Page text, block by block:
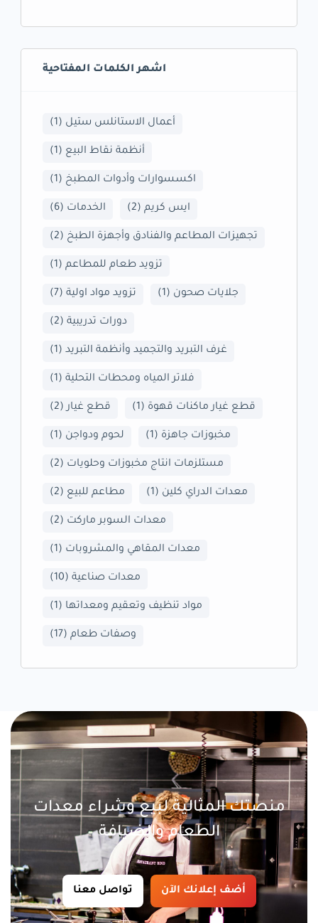
اشهر الكلمات المفتاحية
أعمال الاستانلس ستيل (1)
أنظمة نقاط البيع (1)
اكسسوارات وأدوات المطبخ (1)
الخدمات (6) ايس كريم (2)
تجهيزات المطاعم والفنادق وأجهزة الطبخ (2)
تزويد طعام للمطاعم (1)
تزويد مواد اولية (7) جلايات صحون (1)
دورات تدريبية (2)
غرف التبريد والتجميد وأنظمة التبريد (1)
فلاتر المياه ومحطات التحلية (1)
قطع غيار (2) قطع غيار ماكنات قهوة (1)
لحوم ودواجن (1) مخبوزات جاهزة (1)
مستلزمات انتاج مخبوزات وحلويات (2)
مطاعم للبيع (2) معدات الدراي كلين (1)
معدات السوبر ماركت (2)
معدات المقاهي والمشروبات (1)
معدات صناعية (10)
مواد تنظيف وتعقيم ومعداتها (1)
وصفات طعام (17)
منصتك المثالية لبيع وشراء معدات
الطعام والضيافة
تواصل معنا أضف إعلانك الآن